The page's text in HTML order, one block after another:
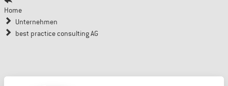
Home
Unternehmen
best practice consulting AG